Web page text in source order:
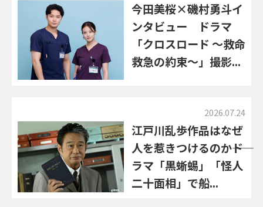
今田美桜×磯村勇斗イ
ンタビュー ドラマ
「クロスロード ～救命
救急の約束～」撮影...
2026.07.24
江戸川乱歩作品はなぜ
人を惹きつけるのか――ド
ラマ「黒蜥蜴」「怪人
二十面相」で船...